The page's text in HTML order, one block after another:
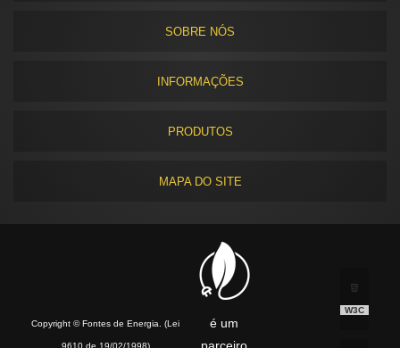
SOBRE NÓS
INFORMAÇÕES
PRODUTOS
MAPA DO SITE
Copyright © Fontes de Energia. (Lei
é um
W3C